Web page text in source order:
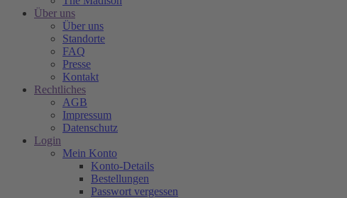
Über uns
Über uns
Standorte
FAQ
Presse
Kontakt
Rechtliches
AGB
Impressum
Datenschutz
Login
Mein Konto
Konto-Details
Bestellungen
Passwort vergessen